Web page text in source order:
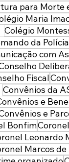
para Morte
Maria
Colégio
da
com
Fiscal
Convênios da
e
e
Bonfim
Leonardo
Marcos